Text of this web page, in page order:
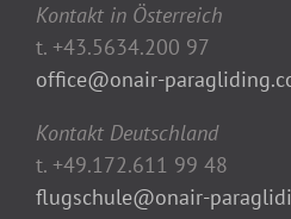
Kontakt in Österreich
t. +43.5634.200 97
office@onair-
Kontakt Deutschland
t. +49.172.611 99 48
flugschule@onair-